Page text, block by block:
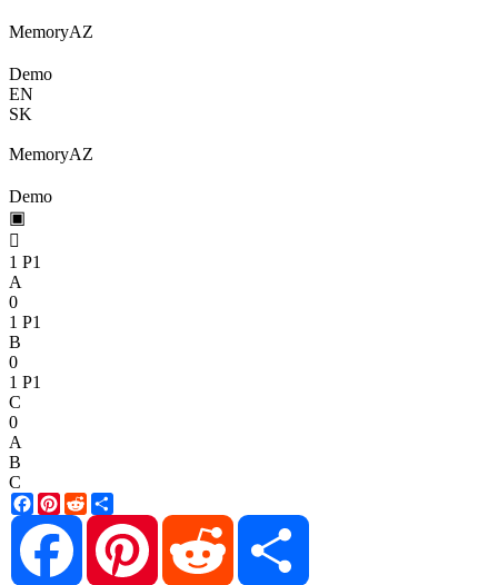
MemoryAZ
Demo
EN
SK
MemoryAZ
Demo
▣

1 P1
A
0
1 P1
B
0
1 P1
C
0
A
B
C
Facebook
Pinterest
Reddit
Facebook
Pinterest Reddit